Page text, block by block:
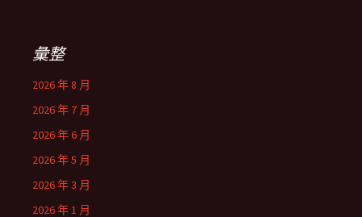
彙整
2026 年 8 月
2026 年 7 月
2026 年 6 月
2026 年 5 月
2026 年 3 月
2026 年 1 月